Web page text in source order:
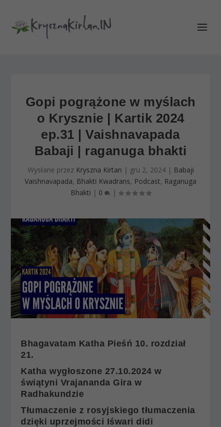
Gopi pogrążone w myślach
o Krysznie | Kartik 2024
ep.31 | Vaishnavapada
Babaji | raganuga bhakti
Wysłane przez Kryszna Kirtan | gru 2, 2024| Babaji
Vaishnavapada, Bhakti Kwadrans, Podcast, Raganuga
Bhakti | 0 |
Bhagavatam Katha Pieśń 10. rozdział
21.
Katha wygłoszone 27.10.2024 w
świątyni Vrajananda Gira w
Radhakundzie
Tłumaczenie z rosyjskiego tłumaczenia
dzięki uprzejmości Iśwari didi